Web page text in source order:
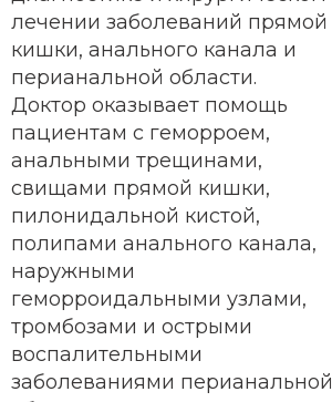
лечении заболеваний прямой
кишки, анального канала и
перианальной области.
Доктор оказывает помощь
пациентам с геморроем,
анальными трещинами,
свищами прямой кишки,
пилонидальной кистой,
полипами анального канала,
наружными
геморроидальными узлами,
тромбозами и острыми
воспалительными
заболеваниями перианальной